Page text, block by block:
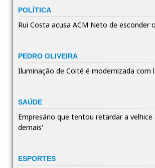
POLÍTICA
Rui Costa acusa ACM Neto de esconder
PEDRO OLIVEIRA
Iluminação de Coité é modernizada com
SAÚDE
Empresário que tentou retardar a
demais'
ESPORTES